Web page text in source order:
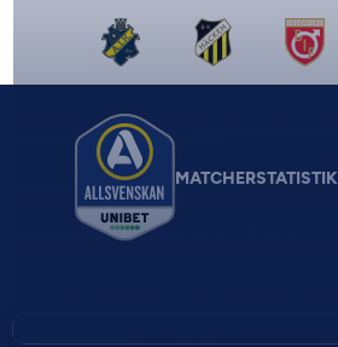
MATCHERSTATISTIK